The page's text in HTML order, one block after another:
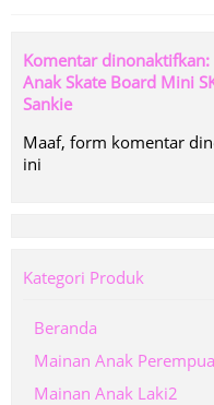
Komentar dinonaktifkan:
Anak Skate Board Mini
Sankie
Maaf, form komentar
ini
Kategori Produk
Beranda
Mainan Anak
Mainan Anak Laki2